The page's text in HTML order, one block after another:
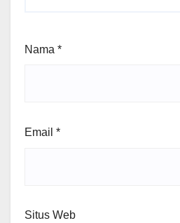
Nama *
Email *
Situs Web